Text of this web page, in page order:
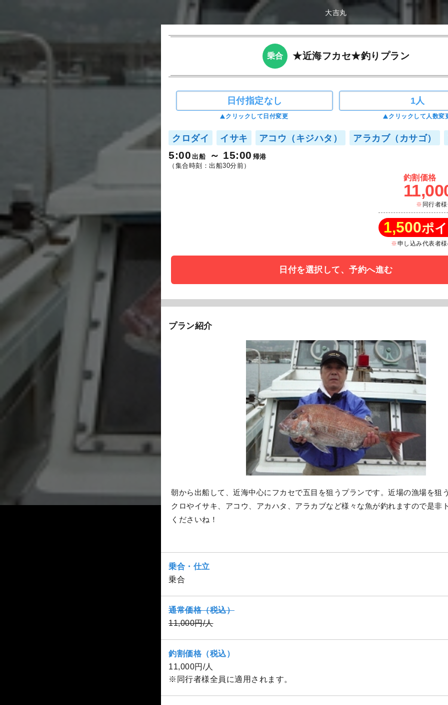
大吉丸
乗合 ★近海フカセ★釣りプラン
日付指定なし
クリックして日付変更
1人
クリックして人数変
クロダイ イサキ アコウ（キジハタ） アラカブ（カサゴ）
5:00 出船 15:00 帰港
（集合時刻：出船30分前）
釣割価格
同行者
1,500ポ
申し込み代表者
日付を選択して、予約へ進む
プラン紹介
朝から出船して、近海中心にフカセで五目を狙うプランです。近場の漁場を狙
クロやイサキ、アコウ、アカハタ、アラカブなど様々な魚が釣れますので是非
くださいね！
乗合・仕立
乗合
通常価格（税込）
11,000円/人
釣割価格（税込）
11,000円/人
※同行者様全員に適用されます。